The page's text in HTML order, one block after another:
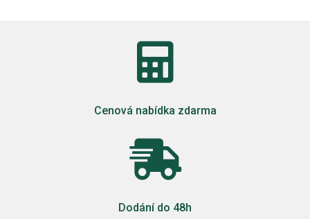

Cenová nabídka zdarma

Dodání do 48h